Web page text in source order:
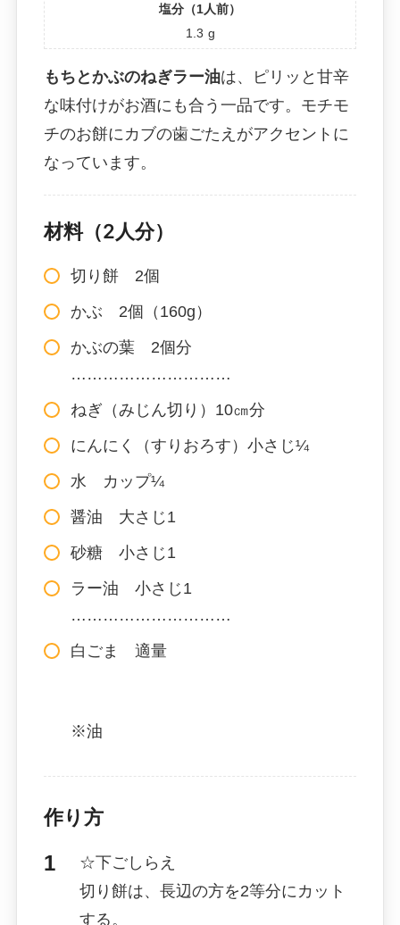
塩分（1人前）
1.3 g
もちとかぶのねぎラー油は、ピリッと甘辛
な味付けがお酒にも合う一品です。モチモ
チのお餅にカブの歯ごたえがアクセントに
なっています。
材料（2人分）
切り餅 2個
かぶ 2個（160g）
かぶの葉 2個分
…………………………
ねぎ（みじん切り）10㎝分
にんにく（すりおろす）小さじ¼
水 カップ¼
醤油 大さじ1
砂糖 小さじ1
ラー油 小さじ1
…………………………
白ごま 適量
※油
作り方
☆下ごしらえ
切り餅は、長辺の方を2等分にカット
する。